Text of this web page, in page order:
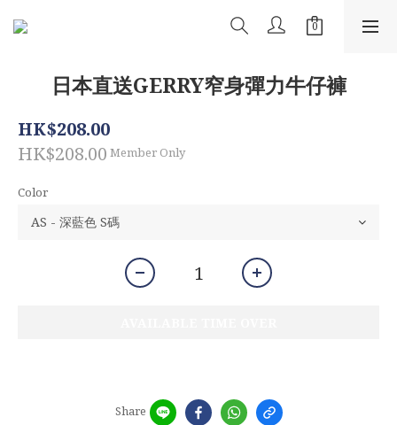
日本直送GERRY窄身彈力牛仔褲
HK$208.00
HK$208.00 Member Only
Color
Share